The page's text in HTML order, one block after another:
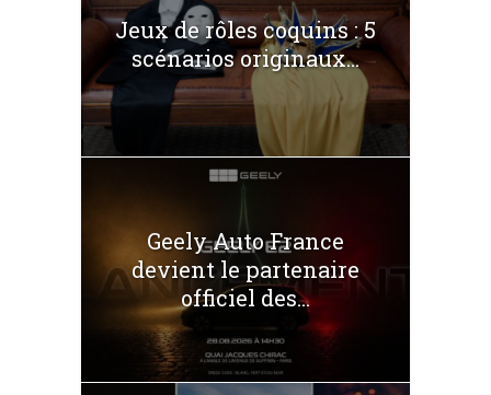
Jeux de rôles coquins : 5
scénarios originaux...
Geely Auto France
devient le partenaire
officiel des...